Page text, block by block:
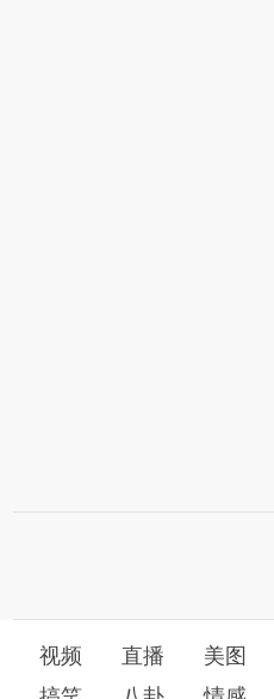
视频 直播 美图